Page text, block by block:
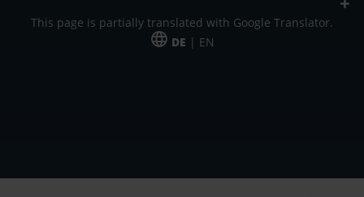
This page is partially translated with Google Translator.
DE | EN